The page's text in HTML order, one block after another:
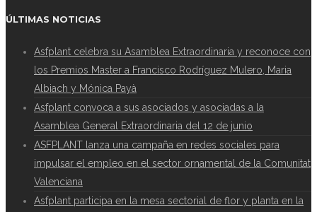
ÚLTIMAS NOTICIAS
Asfplant celebra su Asamblea Extraordinaria y reconoce con
los Premios Master a Francisco Rodríguez Mulero, Maria
Albiach y Mónica Payà
Asfplant convoca a sus asociados y asociadas a la
Asamblea General Extraordinaria del 12 de junio
ASFPLANT lanza una campaña en redes sociales para
impulsar el empleo en el sector ornamental de la Comunitat
Valenciana
Asfplant participa en la mesa sectorial de flor y planta en la